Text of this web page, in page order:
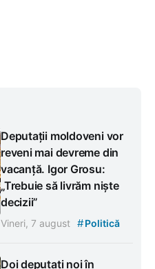
Deputații moldoveni vor
reveni mai devreme din
vacanță. Igor Grosu:
„Trebuie să livrăm niște
decizii”
Vineri, 7 august #Politică
Doi deputați noi în